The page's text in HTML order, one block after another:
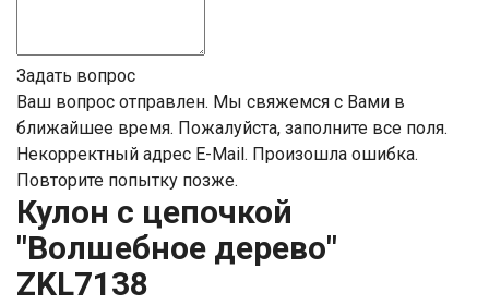
Задать вопрос
Ваш вопрос отправлен. Мы свяжемся с Вами в
ближайшее время. Пожалуйста, заполните все поля.
Некорректный адрес E-Mail. Произошла ошибка.
Повторите попытку позже.
Кулон с цепочкой
"Волшебное дерево"
ZKL7138